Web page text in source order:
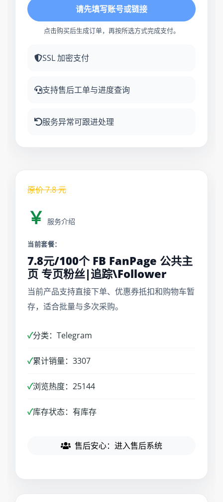
请先填写账号或链接
点击购买后生成订单，再按所选方式完成支付。
SSL 加密支付
支持售后工单与进度查询
服务异常可跟进处理
原价7.8元
￥ 服务介绍
当前套餐：
7.8元/100个 FB FanPage 公共主
页 专页粉丝|追踪\Follower
当前产品支持直接下单、优惠券抵扣和购物车暂
存，适合批量与多次采购。
✓分类：Telegram
✓累计销量：3307
✓浏览热度：25144
✓库存状态：有库存
售后安心：进入售后系统